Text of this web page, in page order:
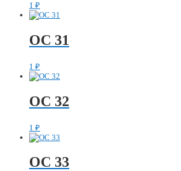
1 ₽
ОС 31
1 ₽
ОС 32
1 ₽
ОС 33